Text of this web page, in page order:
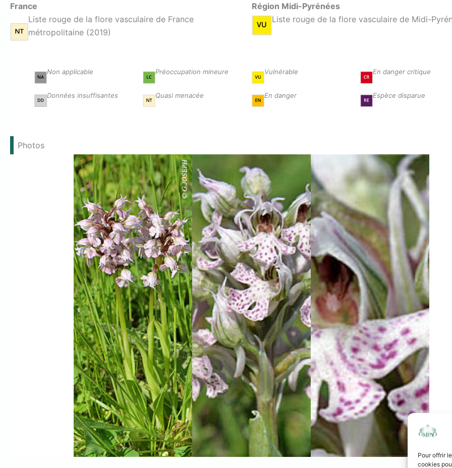
Pour offrir
cookies
France
Liste rouge de la flore vasculaire de France
métropolitaine (2019)
Région Midi-Pyrénées
Liste rouge de la flore vasculaire de Midi-
Non applicable
Données insuffisantes
Préoccupation mineure
Quasi menacée
Vulnérable
En danger
En danger critique
Espèce disparue
Photos